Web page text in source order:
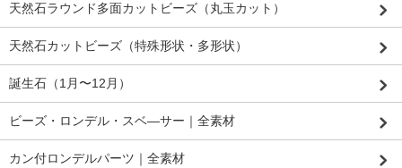
天然石ラウンド多面カットビーズ（丸玉カット）
天然石カットビーズ（特殊形状・多形状）
誕生石（1月〜12月）
ビーズ・ロンデル・スベ―サー｜全素材
カン付ロンデルパーツ｜全素材